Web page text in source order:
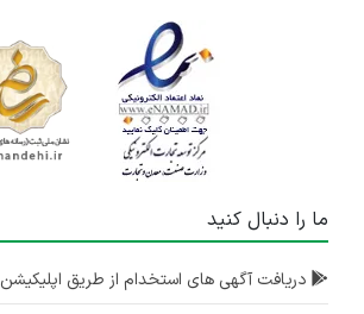
ما را دنبال کنید
دریافت آگهی های استخدام از طریق اپلیکیشن